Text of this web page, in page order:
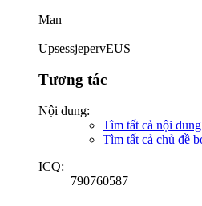
Man
UpsessjepervEUS
Tương tác
Nội dung:
Tìm tất cả nội
Tìm tất cả chủ đề
ICQ:
790760587